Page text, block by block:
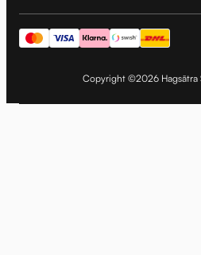
Copyright ©2026 Hagsätra